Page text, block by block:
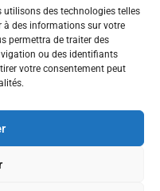
utilisons des technologies telles
à des informations sur votre
permettra de traiter des
ou des identifiants
votre consentement peut